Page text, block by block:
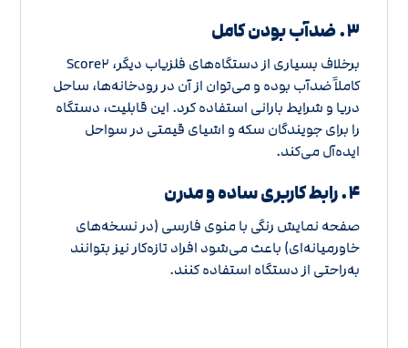
۳. ضدآب بودن کامل
برخلاف بسیاری از دستگاه‌های فلزیاب دیگر، Score۲
کاملاً ضدآب بوده و می‌توان از آن در رودخانه‌ها، ساحل
دریا و شرایط بارانی استفاده کرد. این قابلیت، دستگاه
را برای جویندگان سکه و اشیای قیمتی در سواحل
ایده‌آل می‌کند.
۴. رابط کاربری ساده و مدرن
صفحه نمایش رنگی با منوی فارسی (در نسخه‌های
خاورمیانه‌ای) باعث می‌شود افراد تازه‌کار نیز بتوانند
به‌راحتی از دستگاه استفاده کنند.